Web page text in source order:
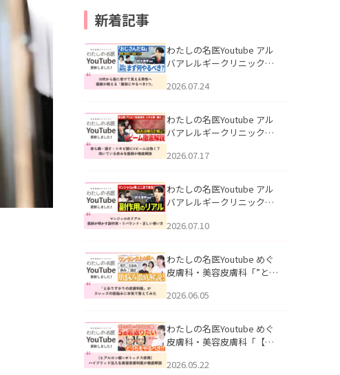
新着記事
わたしの名医Youtube アル
バアレルギークリニック札
える男性へ｜医師が教える
公開いたしました。
2026.07.24
わたしの名医Youtube アル
バアレルギークリニック札
跡にVビームは効く？向いて
説」を公開いたしました。
2026.07.17
わたしの名医Youtube アル
バアレルギークリニック札
医師が明かす副作用・リバ
公開いたしました。
2026.07.10
わたしの名医Youtube めぐ
皮膚科・美容皮膚科「”とお
ッズの肌悩みに本気で答え
た。
2026.06.05
わたしの名医Youtube めぐ
皮膚科・美容皮膚科「【ヒ
用】ハイブリッド注入を美
2026.05.22